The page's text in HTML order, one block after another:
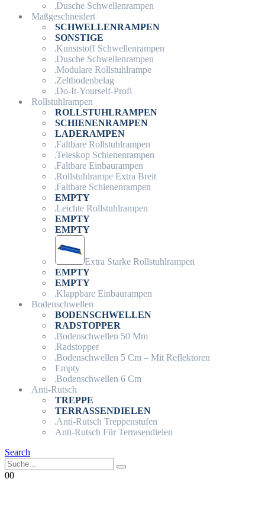
Dusche Schwellenrampen
Maßgeschneidert
SCHWELLENRAMPEN
SONSTIGE
Kunststoff Schwellenrampen
Dusche Schwellenrampen
Modulare Rollstuhlrampe
Zeltbodenbelag
Do-It-Yourself-Profi
Rollstuhlrampen
ROLLSTUHLRAMPEN
SCHIENENRAMPEN
LADERAMPEN
Faltbare Rollstuhlrampen
Teleskop Schienenrampen
Faltbare Einbaurampen
Rollstuhlrampe Extra Breit
Faltbare Schienenrampen
EMPTY
Leichte Rollstuhlrampen
EMPTY
EMPTY
Extra Starke Rollstuhlrampen
EMPTY
EMPTY
Klappbare Einbaurampen
Bodenschwellen
BODENSCHWELLEN
RADSTOPPER
Bodenschwellen 50 Mm
Radstopper
Bodenschwellen 5 Cm – Mit Reflektoren
Empty
Bodenschwellen 6 Cm
Anti-Rutsch
TREPPE
TERRASSENDIELEN
Anti-Rutsch Treppenstufen
Anti-Rutsch Für Terrasendielen
Search
00